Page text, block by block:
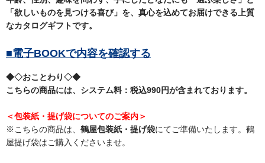
「欲しいものを見つける喜び」を、真心を込めてお届けできる上質
なカタログギフトです。
■電子BOOKで内容を確認する
◆◇おことわり◇◆
こちらの商品には、システム料：税込990円が含まれております。
＜包装紙・提げ袋についてのご案内＞
※こちらの商品は、 鶴屋包装紙・提げ袋にてご準備いたします。鶴
屋提げ袋はご購入くださいませ。